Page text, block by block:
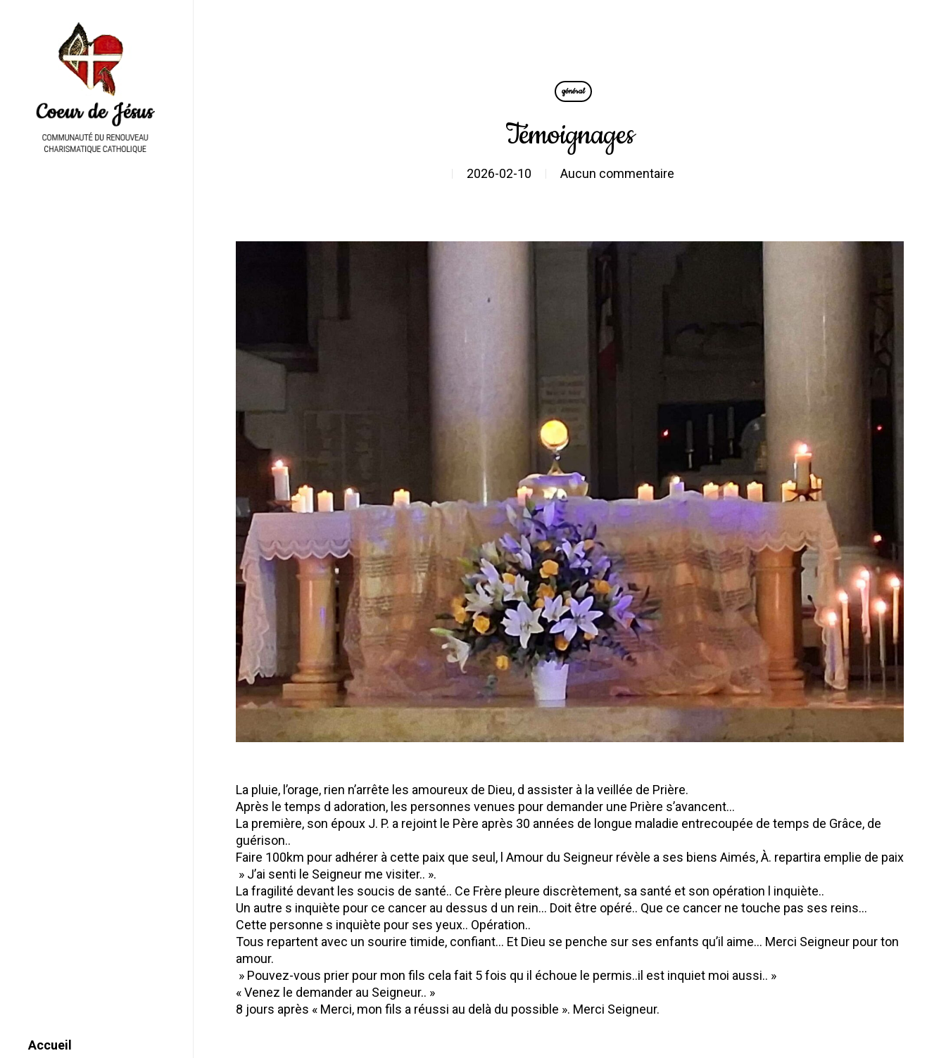
Accueil
général
Témoignages
2026-02-10 Aucun commentaire
La pluie, l’orage, rien n’arrête les amoureux de Dieu, d assister à la veillée de Prière.
Après le temps d adoration, les personnes venues pour demander une Prière s’avancent…
La première, son époux J. P. a rejoint le Père après 30 années de longue maladie entrecoupée de temps de Grâce, de
guérison..
Faire 100km pour adhérer à cette paix que seul, l Amour du Seigneur révèle a ses biens Aimés, À. repartira emplie de paix
» J’ai senti le Seigneur me visiter.. ».
La fragilité devant les soucis de santé.. Ce Frère pleure discrètement, sa santé et son opération l inquiète..
Un autre s inquiète pour ce cancer au dessus d un rein… Doit être opéré.. Que ce cancer ne touche pas ses reins…
Cette personne s inquiète pour ses yeux.. Opération..
Tous repartent avec un sourire timide, confiant… Et Dieu se penche sur ses enfants qu’il aime… Merci Seigneur pour ton
amour.
» Pouvez-vous prier pour mon fils cela fait 5 fois qu il échoue le permis..il est inquiet moi aussi.. »
« Venez le demander au Seigneur.. »
8 jours après « Merci, mon fils a réussi au delà du possible ». Merci Seigneur.